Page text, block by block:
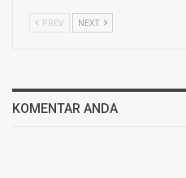
PREV NEXT
KOMENTAR ANDA